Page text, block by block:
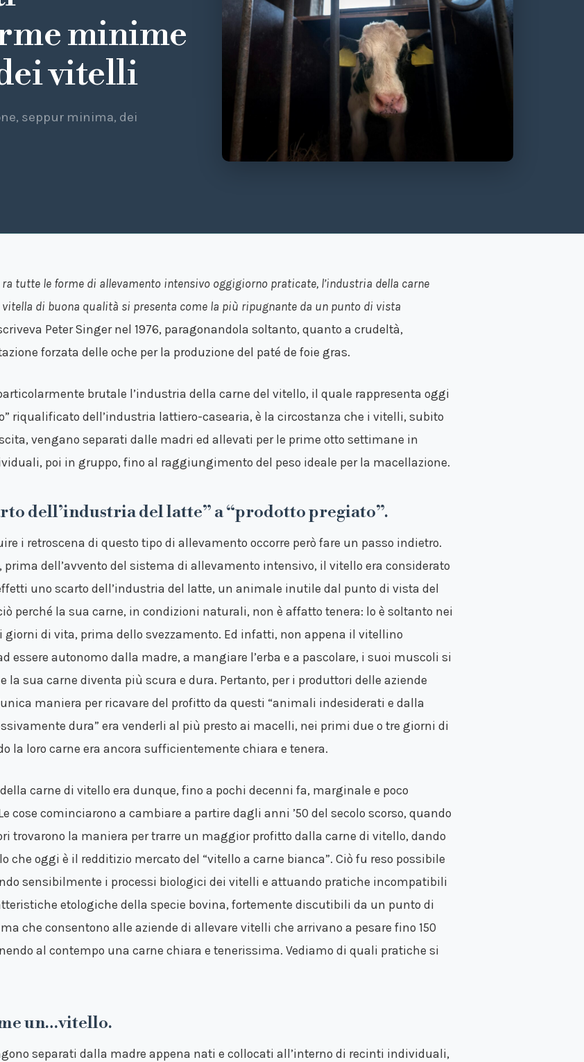
minime
vitelli
seppur minima, dei
ra tutte le forme di allevamento intensivo oggigiorno praticate, l’industria della carne
vitella di buona qualità si presenta come la più ripugnante da un punto di vista
Peter Singer nel 1976, paragonandola soltanto, quanto a crudeltà,
forzata delle oche per la produzione del paté de foie gras.
brutale l’industria della carne del vitello, il quale rappresenta oggi
riqualificato dell’industria lattiero-casearia, è la circostanza che i vitelli, subito
vengano separati dalle madri ed allevati per le prime otto settimane in
poi in gruppo, fino al raggiungimento del peso ideale per la macellazione.
dell’industria del latte” a “prodotto pregiato”.
i retroscena di questo tipo di allevamento occorre però fare un passo indietro.
prima dell’avvento del sistema di allevamento intensivo, il vitello era considerato
uno scarto dell’industria del latte, un animale inutile dal punto di vista del
perché la sua carne, in condizioni naturali, non è affatto tenera: lo è soltanto nei
di vita, prima dello svezzamento. Ed infatti, non appena il vitellino
essere autonomo dalla madre, a mangiare l’erba e a pascolare, i suoi muscoli si
la sua carne diventa più scura e dura. Pertanto, per i produttori delle aziende
maniera per ricavare del profitto da questi “animali indesiderati e dalla
dura” era venderli al più presto ai macelli, nei primi due o tre giorni di
la loro carne era ancora sufficientemente chiara e tenera.
carne di vitello era dunque, fino a pochi decenni fa, marginale e poco
cose cominciarono a cambiare a partire dagli anni ’50 del secolo scorso, quando
trovarono la maniera per trarre un maggior profitto dalla carne di vitello, dando
che oggi è il redditizio mercato del “vitello a carne bianca”. Ciò fu reso possibile
sensibilmente i processi biologici dei vitelli e attuando pratiche incompatibili
etologiche della specie bovina, fortemente discutibili da un punto di
che consentono alle aziende di allevare vitelli che arrivano a pesare fino 150
al contempo una carne chiara e tenerissima. Vediamo di quali pratiche si
un…vitello.
separati dalla madre appena nati e collocati all’interno di recinti individuali,